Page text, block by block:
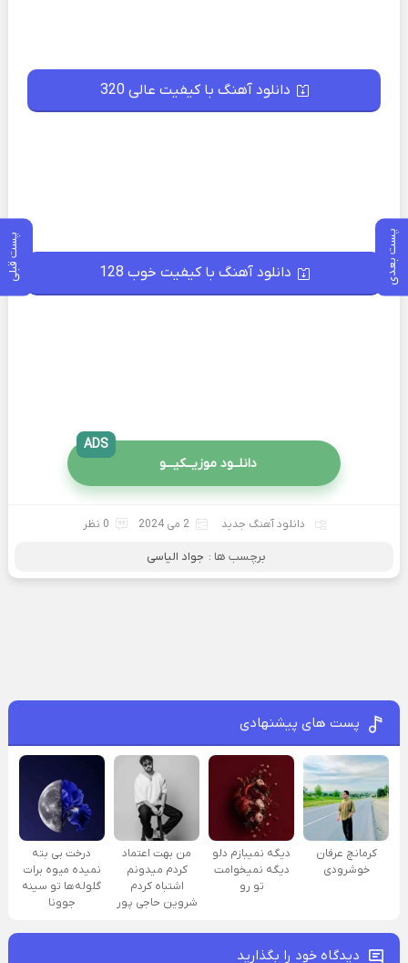
پست بعدی پست قبلی
دانلود آهنگ با کیفیت عالی 320
دانلود آهنگ با کیفیت خوب 128
دانلــود موزیــکیـــو
ADS
دانلود آهنگ جدید 2 می 2024 0 نظر
برچسب ها : جواد الیاسی
پست های پیشنهادی
کرمانچ عرفان
خوشرودی
دیگه نمیبازم دلو
دیگه نمیخوامت
تو رو
من بهت اعتماد
کردم میدونم
اشتباه کردم
شروین حاجی پور
درخت بی بته
نمیده میوه برات
گلوله‌ها تو سینه
جوونا
دیدگاه خود را بگذارید